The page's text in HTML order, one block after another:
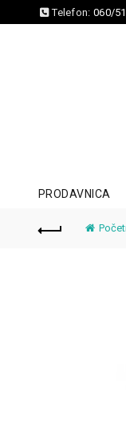
Telefon: 060/
PRODAVNICA